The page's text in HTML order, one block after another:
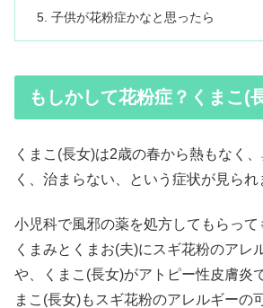
子供が花粉症かなと思ったら
もしかして花粉症？くまこ(
くまこ(長女)は2歳の春から熱もなく
く、治まらない、という症状が見られ
小児科で風邪の薬を処方してもらって
くまみとくまお(夫)にスギ花粉のアレ
や、くまこ(長女)がアトピー性皮膚炎
まこ(長女)もスギ花粉のアレルギーの